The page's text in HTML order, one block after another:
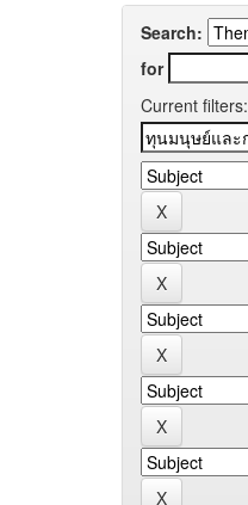
Search:
for
Current filters: